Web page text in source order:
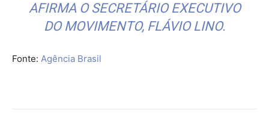
AFIRMA O SECRETÁRIO EXECUTIVO
DO MOVIMENTO, FLÁVIO LINO.
Fonte: Agência Brasil